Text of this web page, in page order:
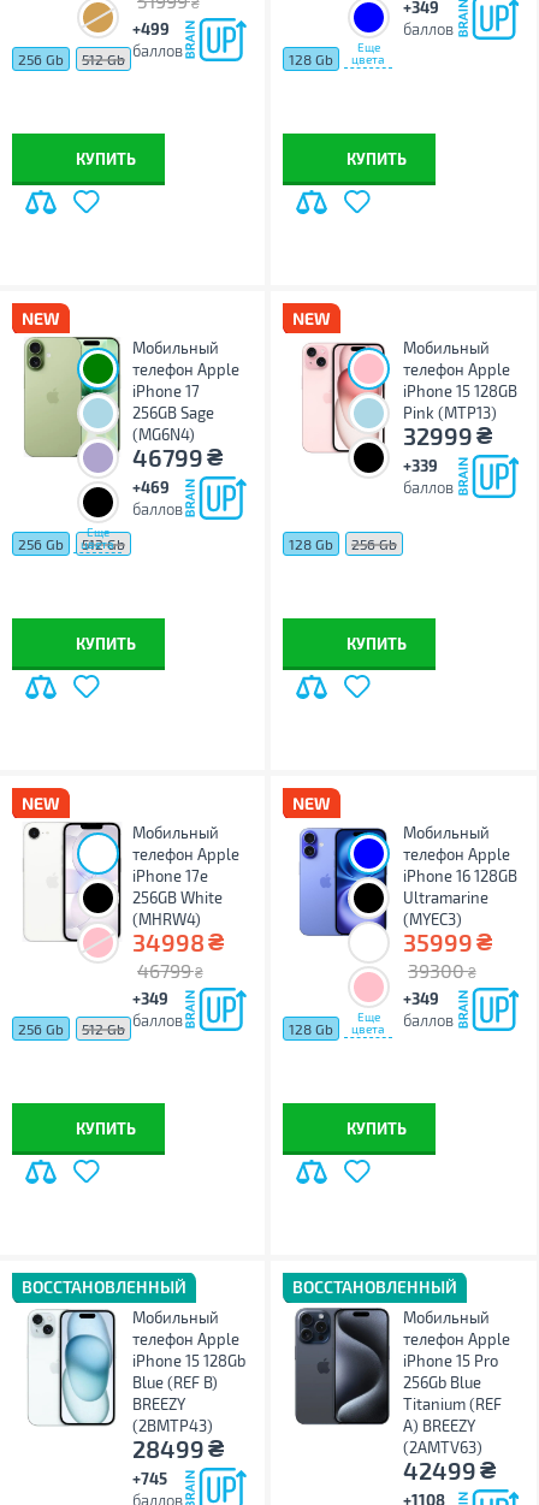
+499
баллов
256 Gb 512 Gb
КУПИТЬ
Еще
цвета
+349
баллов
128 Gb
КУПИТЬ
Еще
цвета
Мобильный
телефон Apple
iPhone 17
256GB Sage
(MG6N4)
46799₴
+469
баллов
256 Gb 512 Gb
КУПИТЬ
Мобильный
телефон Apple
iPhone 15 128GB
Pink (MTP13)
32999₴
+339
баллов
128 Gb 256 Gb
КУПИТЬ
Мобильный
телефон Apple
iPhone 17e
256GB White
(MHRW4)
34998₴
46799 ₴
+349
баллов
256 Gb 512 Gb
КУПИТЬ
Еще
цвета
Мобильный
телефон Apple
iPhone 16 128GB
Ultramarine
(MYEC3)
35999₴
39300 ₴
+349
баллов
128 Gb
КУПИТЬ
ВОССТАНОВЛЕННЫЙ
Мобильный
телефон Apple
iPhone 15 128Gb
Blue (REF B)
BREEZY
(2BMTP43)
28499₴
+745
баллов
ВОССТАНОВЛЕННЫЙ
Мобильный
телефон Apple
iPhone 15 Pro
256Gb Blue
Titanium (REF
A) BREEZY
(2AMTV63)
42499₴
+1108